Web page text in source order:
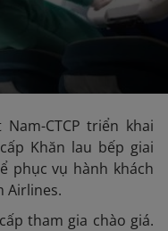
CTCP triển khai
Khăn lau bếp giai
phục vụ hành khách
Airlines.
tham gia chào giá.